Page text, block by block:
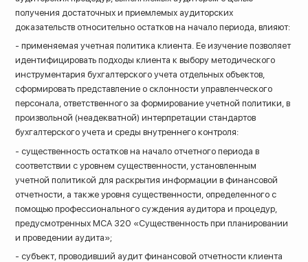
получения достаточных и приемлемых аудиторских
доказательств относительно остатков на начало периода, влияют:
- применяемая учетная политика клиента. Ее изучение позволяет
идентифицировать подходы клиента к выбору методического
инструментария бухгалтерского учета отдельных объектов,
сформировать представление о склонности управленческого
персонала, ответственного за формирование учетной политики, в
произвольной (неадекватной) интерпретации стандартов
бухгалтерского учета и среды внутреннего контроля:
- существенность остатков на начало отчетного периода в
соответствии с уровнем существенности, установленным
учетной политикой для раскрытия информации в финансовой
отчетности, а также уровня существенности, определенного с
помощью профессионального суждения аудитора и процедур,
предусмотренных МСА 320 «Существенность при планировании
и проведении аудита»;
- субъект, проводивший аудит финансовой отчетности клиента